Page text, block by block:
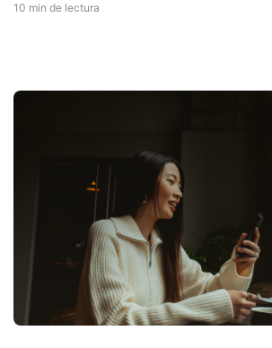
10 min de lectura